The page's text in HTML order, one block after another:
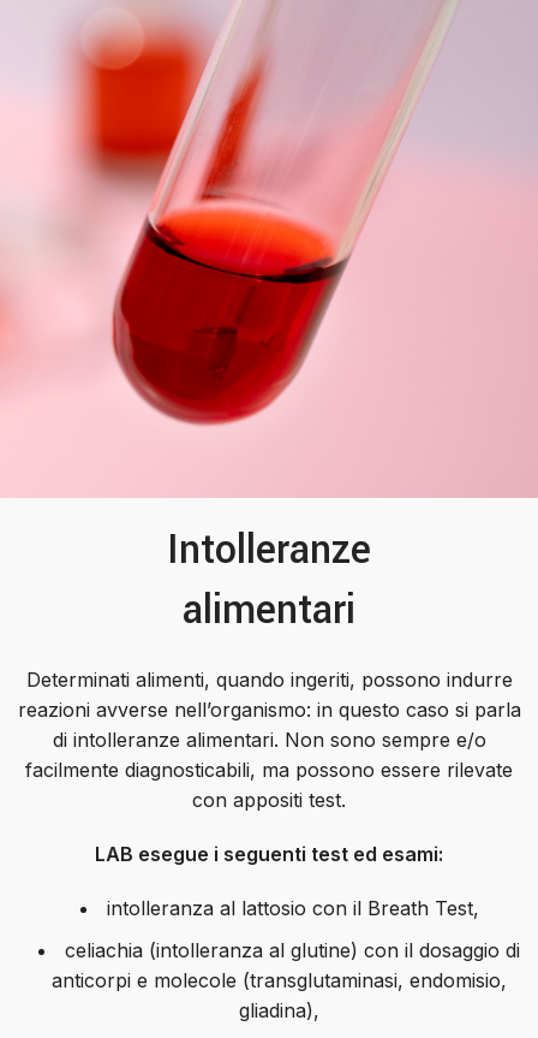
Intolleranze
alimentari
Determinati alimenti, quando ingeriti, possono indurre
reazioni avverse nell’organismo: in questo caso si parla
di intolleranze alimentari. Non sono sempre e/o
facilmente diagnosticabili, ma possono essere rilevate
con appositi test.
LAB esegue i seguenti test ed esami:
intolleranza al lattosio con il Breath Test,
celiachia (intolleranza al glutine) con il dosaggio di
anticorpi e molecole (transglutaminasi, endomisio,
gliadina),